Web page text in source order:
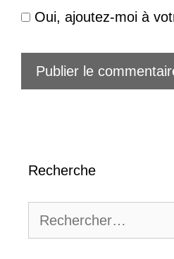
Oui, ajoutez-moi à
Recherche